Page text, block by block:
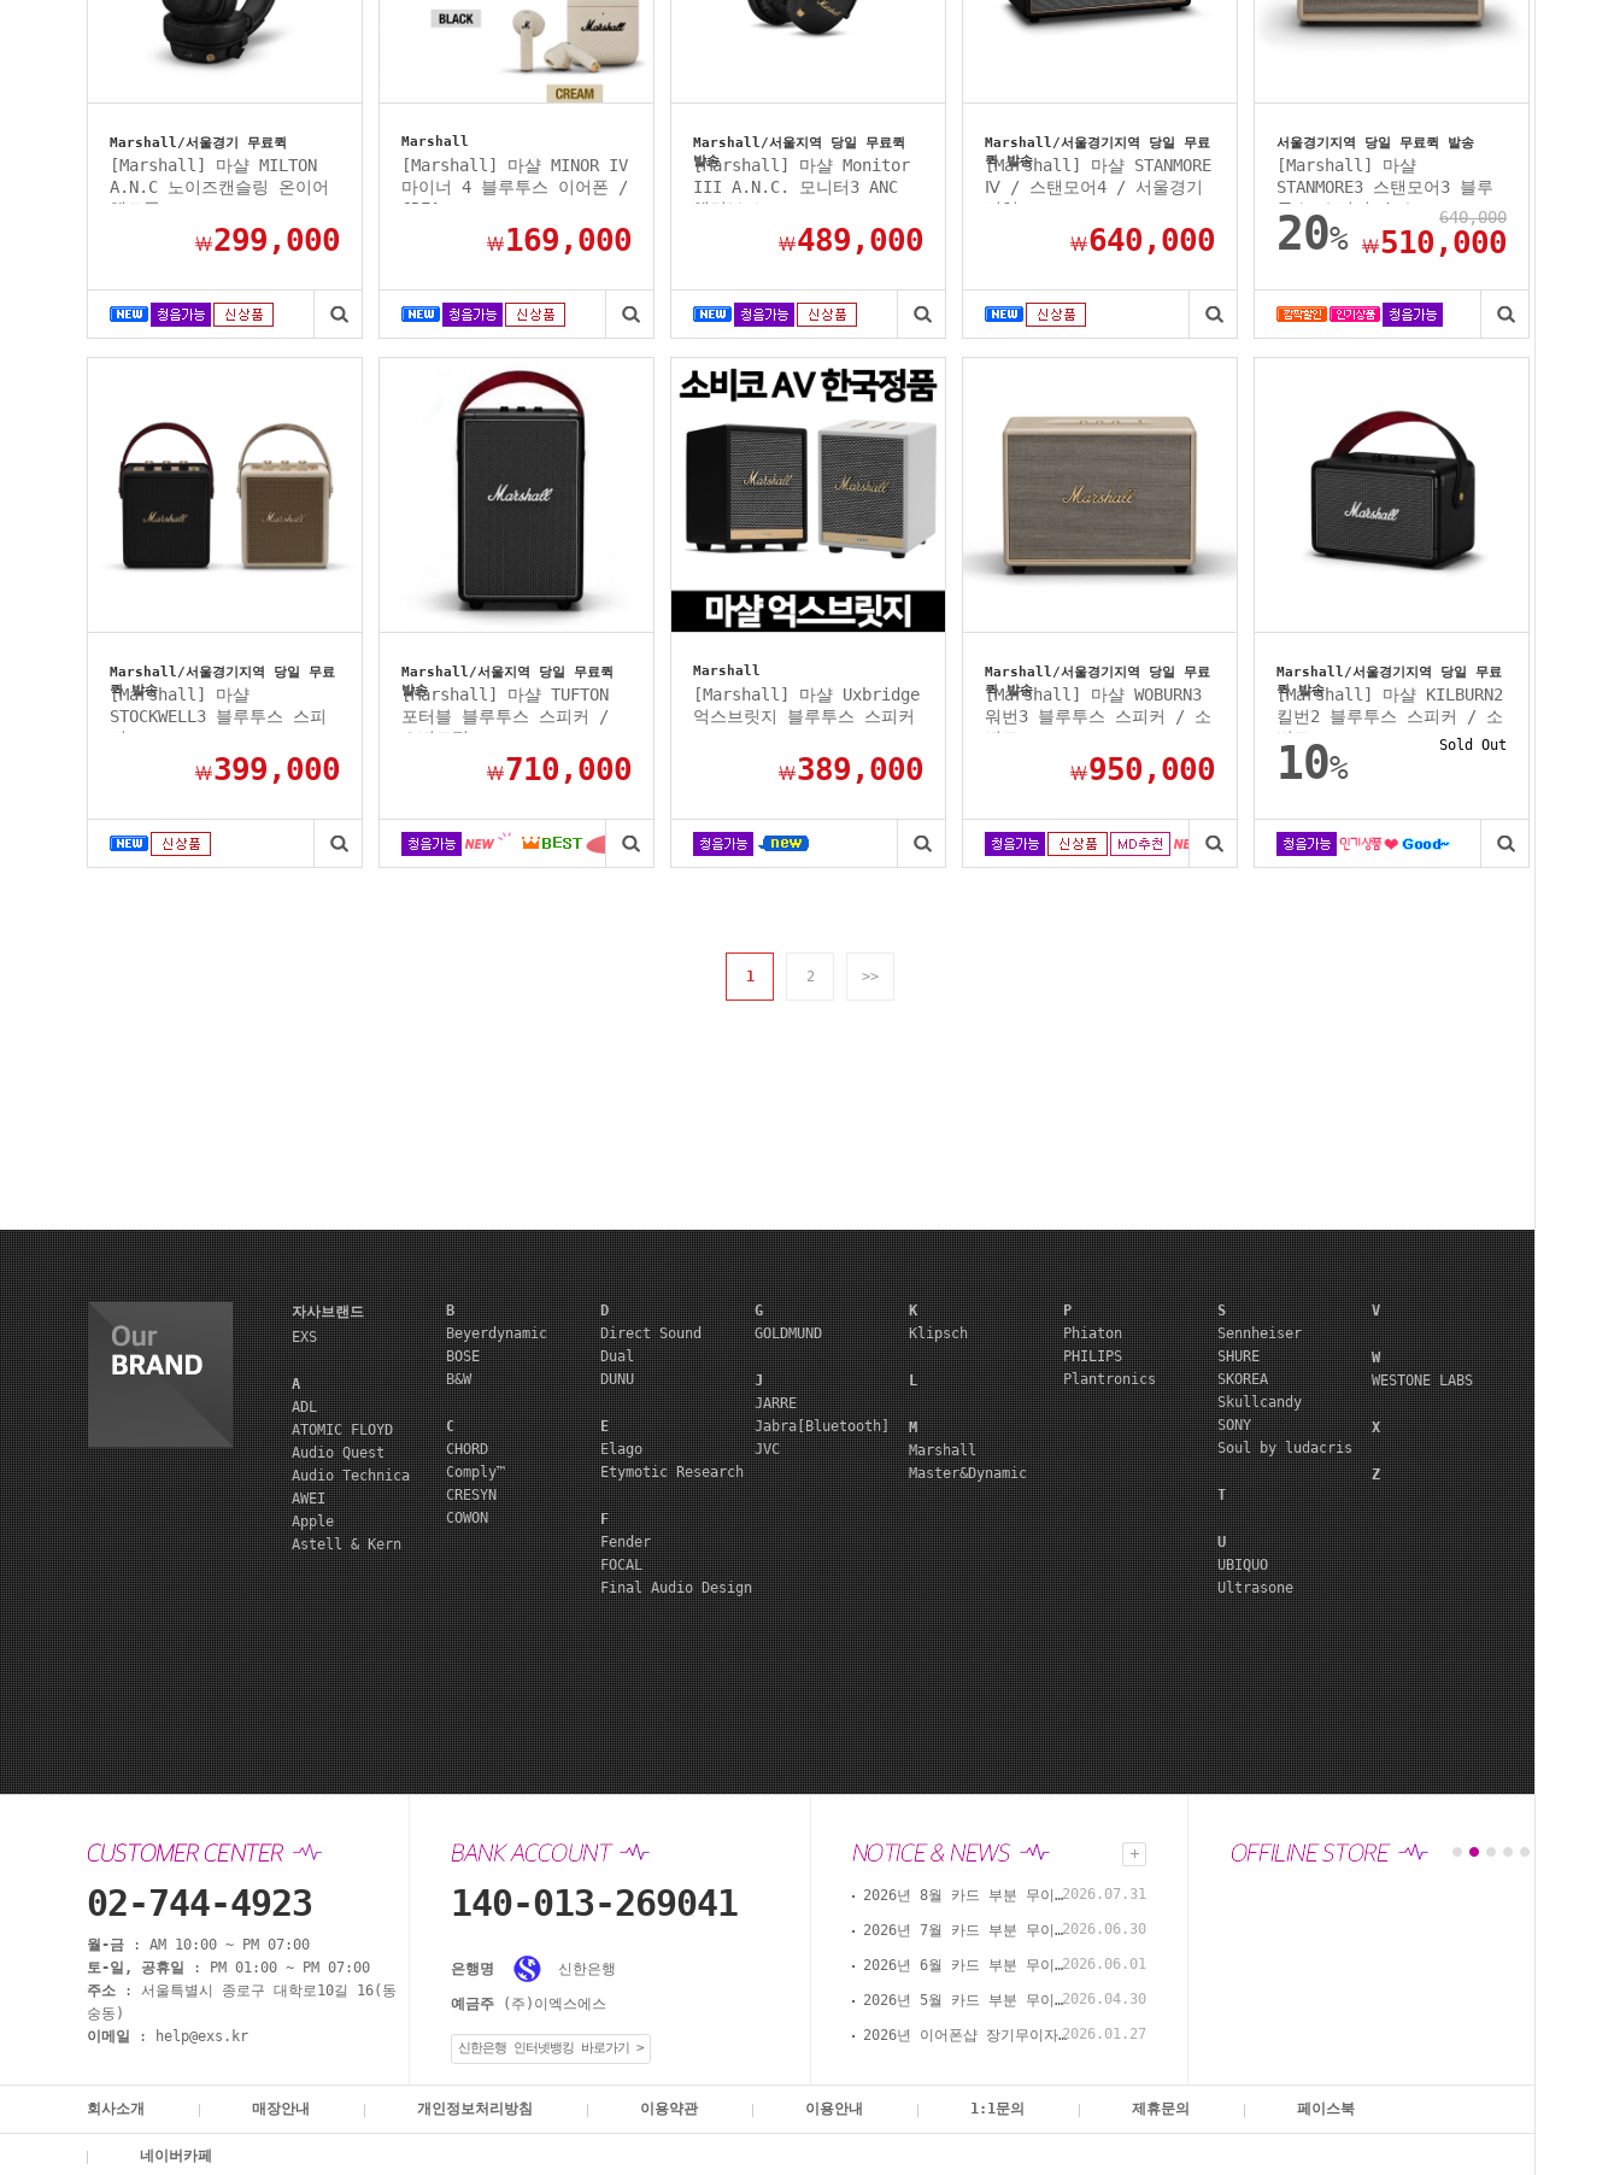
Marshall/서울경기 무료퀵
[Marshall] 마샬 MILTON
A.N.C 노이즈캔슬링 온이어
헤드폰...
￦299,000
Marshall
[Marshall] 마샬 MINOR IV
마이너 4 블루투스 이어폰 /
CREA...
￦169,000
Marshall/서울지역 당일 무료퀵
발송
[Marshall] 마샬 Monitor
III A.N.C. 모니터3 ANC
액티브 노...
￦489,000
Marshall/서울경기지역 당일 무료
퀵 발송
[Marshall] 마샬 STANMORE
Ⅳ / 스탠모어4 / 서울경기
지역...
￦640,000
서울경기지역 당일 무료퀵 발송
[Marshall] 마샬
STANMORE3 스탠모어3 블루
투스 스피커 / 소...
20%
640,000
￦510,000
Marshall/서울경기지역 당일 무료
퀵 발송
[Marshall] 마샬
STOCKWELL3 블루투스 스피
커
￦399,000
Marshall/서울지역 당일 무료퀵
발송
[Marshall] 마샬 TUFTON
포터블 블루투스 스피커 /
소비코정...
￦710,000
Marshall
[Marshall] 마샬 Uxbridge
억스브릿지 블루투스 스피커
￦389,000
Marshall/서울경기지역 당일 무료
퀵 발송
[Marshall] 마샬 WOBURN3
워번3 블루투스 스피커 / 소
비코...
￦950,000
Marshall/서울경기지역 당일 무료
퀵 발송
[Marshall] 마샬 KILBURN2
킬번2 블루투스 스피커 / 소
비코...
10%
Sold Out
1 2 >>
자사브랜드
EXS
A
ADL
ATOMIC FLOYD
Audio Quest
Audio Technica
AWEI
Apple
Astell & Kern
B
Beyerdynamic
BOSE
B&W
C
CHORD
Comply™
CRESYN
COWON
D
Direct Sound
Dual
DUNU
E
Elago
Etymotic Research
F
Fender
FOCAL
Final Audio Design
G
GOLDMUND
J
JARRE
Jabra[Bluetooth]
JVC
K
Klipsch
L
M
Marshall
Master&Dynamic
P
Phiaton
PHILIPS
Plantronics
S
Sennheiser
SHURE
SKOREA
Skullcandy
SONY
Soul by ludacris
T
U
UBIQUO
Ultrasone
V
W
WESTONE LABS
X
Z
02-744-4923
월-금 : AM 10:00 ~ PM 07:00
토-일, 공휴일
: PM 01:00 ~ PM 07:00
주소 : 서울특별시 종로구 대학로10길 16(동
숭동)
이메일
: help@exs.kr
140-013-269041
은행명 신한은행
예금주 (주)이엑스에스
신한은행 인터넷뱅킹 바로가기 >
2026년 8월 카드 부분 무이자 할부 안내(이어폰샵 온라인 결제)2026.07.31
2026년 7월 카드 부분 무이자 할부 안내(이어폰샵 온라인 결제)2026.06.30
2026년 6월 카드 부분 무이자 할부 안내(이어폰샵 온라인 결제)2026.06.01
2026년 5월 카드 부분 무이자 할부 안내(이어폰샵 온라인 결제)2026.04.30
2026년 이어폰샵 장기무이자 할부 이벤트2026.01.27
회사소개 매장안내 개인정보처리방침 이용약관 이용안내 1:1문의 제휴문의 페이스북
네이버카페